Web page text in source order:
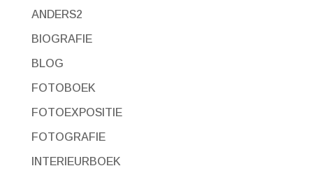
ANDERS2
BIOGRAFIE
BLOG
FOTOBOEK
FOTOEXPOSITIE
FOTOGRAFIE
INTERIEURBOEK